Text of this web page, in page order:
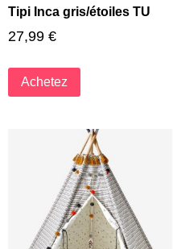
Tipi Inca gris/étoiles TU
27,99 €
Achetez